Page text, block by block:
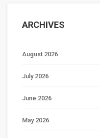
ARCHIVES
August 2026
July 2026
June 2026
May 2026